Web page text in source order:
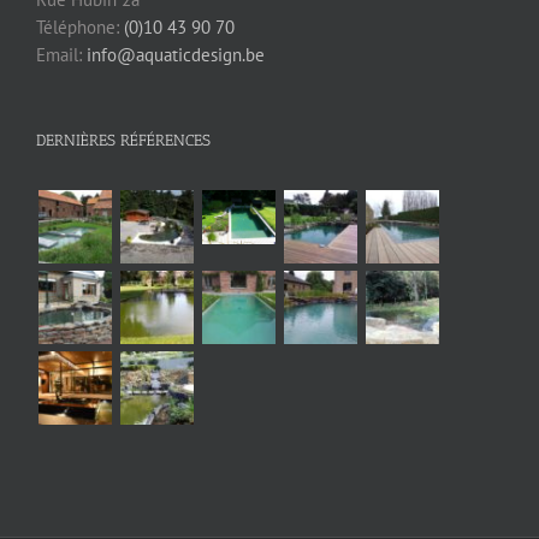
Téléphone: (0)10 43 90 70
Email: info@aquaticdesign.be
DERNIÈRES RÉFÉRENCES